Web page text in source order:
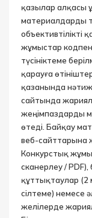
қазылар алқасы
материалдарды
объективтілікті
жұмыстар кодпен
түсініктеме
қарауға
қазанында
сайтында
жеңімпаздарды
өтеді. Байқау
веб-сайттарына
Конкурстық
сканерлеу / PDF),
құттықтаулар (2
сілтеме) немесе
желілерде